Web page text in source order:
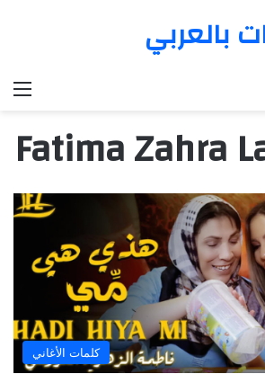
بالعربي
Fatima Zahra
كلمات الأغاني